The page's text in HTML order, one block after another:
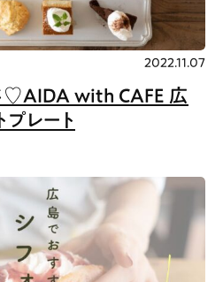
♡AIDA with CAFE 広
レート
2022.11.07